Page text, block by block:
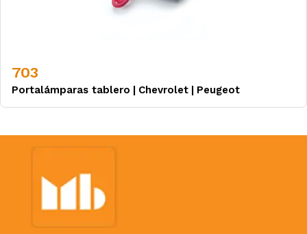
703
Portalámparas tablero | Chevrolet | Peugeot